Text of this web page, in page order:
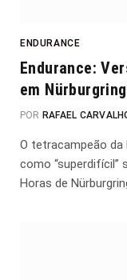
ENDURANCE
Endurance:
em
POR RAFAEL
O tetracampeão da
como “superdifícil”
Horas de